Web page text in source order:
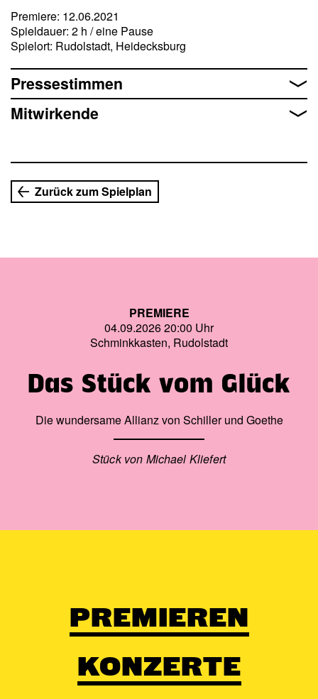
Unsere Freiluftklinik liegt idyllisch am Berg, umgeben von
den Schlossmauern der Heidecksburg. Chefarzt Prof. Dr.
hon. causa Karl Stillerbach (alias Steffen Mensching) hat
Sonnenuntergang, Familienaufstellungen auch am
Sonntagnachmittag. Unsere Schauspieler und
Schauspielerinnen sind stellvertretend für Sie bereit, sich
auf die Couch zu setzen. Freuen Sie sich auf eine
alte Liebe rostet nicht! Und gemeinsam Lachen ist die
beste Medizin oder sogar Wein für die Seele.
Premiere: 12.06.2021
Spieldauer: 2 h / eine Pause
Spielort: Rudolstadt, Heidecksburg
Pressestimmen
Mitwirkende
Zurück zum Spielplan
PREMIERE
04.09.2026 20:00 Uhr
Schminkkasten, Rudolstadt
Das Stück vom Glück
Die wundersame Allianz von Schiller und Goethe
Stück von Michael Kliefert
PREMIEREN
KONZERTE